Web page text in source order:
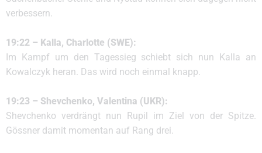
verbessern.
19:22 – Kalla, Charlotte (SWE):
Im Kampf um den Tagessieg schiebt sich nun Kalla an
Kowalczyk heran. Das wird noch einmal knapp.
19:23 – Shevchenko, Valentina (UKR):
Shevchenko verdrängt nun Rupil im Ziel von der Spitze.
Gössner damit momentan auf Rang drei.